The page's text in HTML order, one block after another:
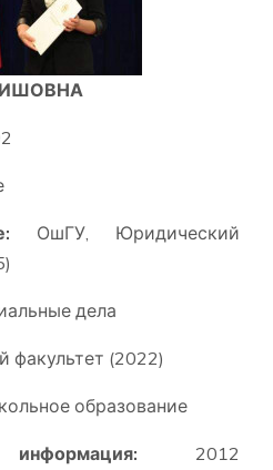
ОшГУ, Юридический
дела
факультет (2022)
образование
2012